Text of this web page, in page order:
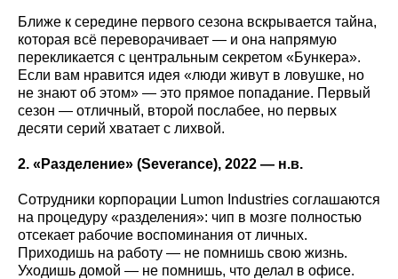
Ближе к середине первого сезона вскрывается тайна,
которая всё переворачивает — и она напрямую
перекликается с центральным секретом «Бункера».
Если вам нравится идея «люди живут в ловушке, но
не знают об этом» — это прямое попадание. Первый
сезон — отличный, второй послабее, но первых
десяти серий хватает с лихвой.
2. «Разделение» (Severance), 2022 — н.в.
Сотрудники корпорации Lumon Industries соглашаются
на процедуру «разделения»: чип в мозге полностью
отсекает рабочие воспоминания от личных.
Приходишь на работу — не помнишь свою жизнь.
Уходишь домой — не помнишь, что делал в офисе.